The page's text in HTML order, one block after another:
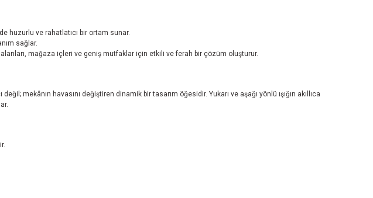
huzurlu ve rahatlatıcı bir ortam sunar.
sağlar.
alanları, mağaza içleri ve geniş mutfaklar için etkili ve ferah bir çözüm oluşturur.
mekânın havasını değiştiren dinamik bir tasarım öğesidir. Yukarı ve aşağı yönlü ışığın akıllıca